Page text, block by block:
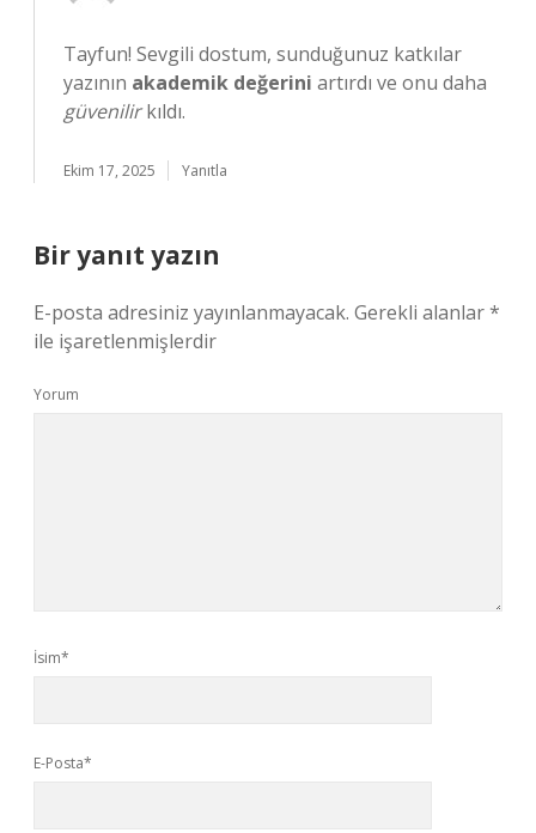
Tayfun! Sevgili dostum, sunduğunuz katkılar
yazının akademik değerini artırdı ve onu daha
güvenilirkıldı.
Ekim 17, 2025 Yanıtla
Bir yanıt yazın
E-posta adresiniz yayınlanmayacak. Gerekli alanlar*
ile işaretlenmişlerdir
Yorum
İsim*
E-Posta*